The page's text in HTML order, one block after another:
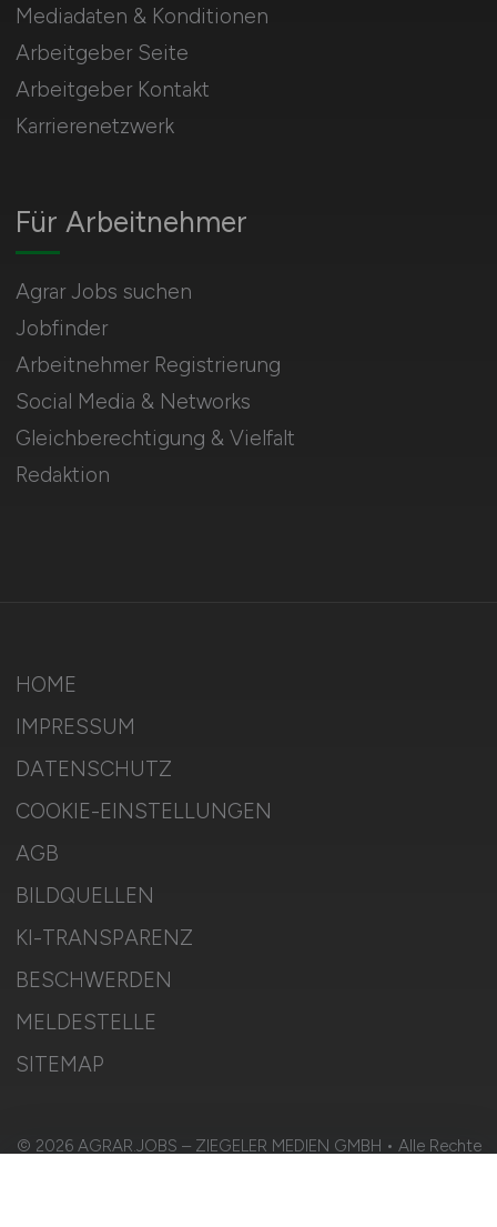
Für Arbeitnehmer
Agrar Jobs suchen
Jobfinder
Arbeitnehmer Registrierung
Social Media & Networks
Gleichberechtigung & Vielfalt
Redaktion
Mediadaten & Konditionen
Arbeitgeber Seite
Arbeitgeber Kontakt
Karrierenetzwerk
HOME
IMPRESSUM
DATENSCHUTZ
COOKIE-EINSTELLUNGEN
AGB
BILDQUELLEN
KI-TRANSPARENZ
BESCHWERDEN
MELDESTELLE
SITEMAP
© 2026 AGRAR.JOBS – ZIEGELER MEDIEN GMBH • Alle Rechte